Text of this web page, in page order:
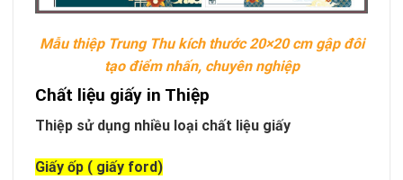
Mẫu thiệp Trung Thu kích thước 20×20 cm gập đôi
tạo điểm nhấn, chuyên nghiệp
Chất liệu giấy in Thiệp
Thiệp sử dụng nhiều loại chất liệu giấy
Giấy ốp ( giấy ford)